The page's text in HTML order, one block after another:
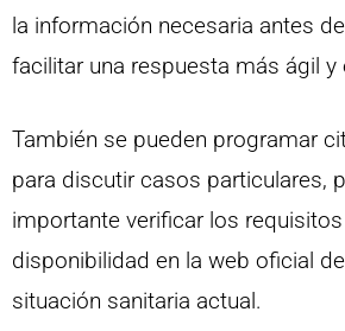
la información necesaria antes
facilitar una respuesta más ágil y
También se pueden programar
para discutir casos particulares,
importante verificar los
disponibilidad en la web oficial
situación sanitaria actual.